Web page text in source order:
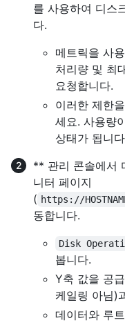
를 사용하여 디스
다.
메트릭을 사
처리량 및 최
요청합니다.
이러한 제한
세요. 사용량
상태가 됩니
** 관리 콘솔에서
니터 페이지
( https://
동합니다.
Disk
봅니다.
Y축 값을 공
케일링 아님)
데이터와 루